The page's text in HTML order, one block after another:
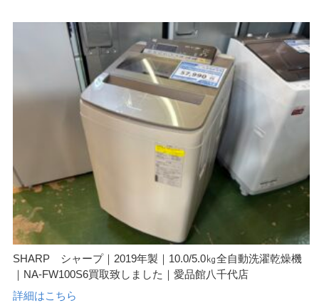
SHARP シャープ｜2019年製｜10.0/5.0㎏全自動洗濯乾燥機
｜NA-FW100S6買取致しました｜愛品館八千代店
詳細はこちら